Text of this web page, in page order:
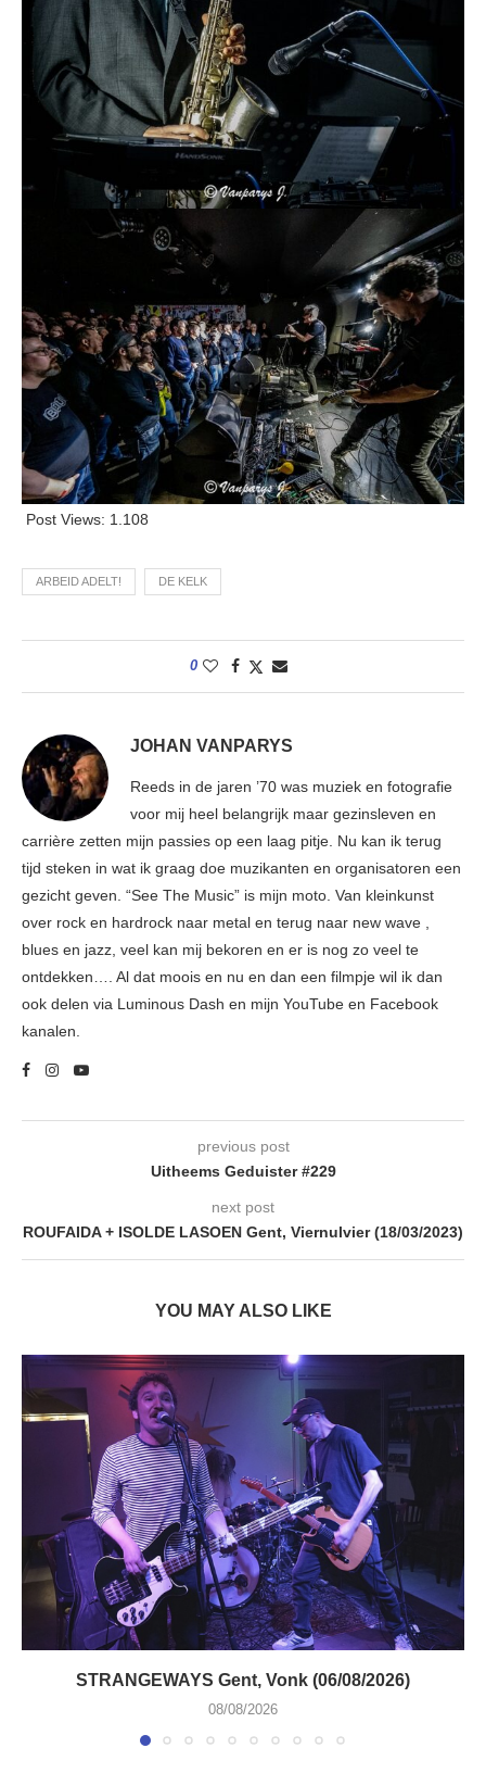
Post Views: 1.108
ARBEID ADELT! DE KELK
0
JOHAN VANPARYS
Reeds in de jaren ’70 was muziek en fotografie
voor mij heel belangrijk maar gezinsleven en
carrière zetten mijn passies op een laag pitje. Nu kan ik terug
tijd steken in wat ik graag doe muzikanten en organisatoren een
gezicht geven. “See The Music” is mijn moto. Van kleinkunst
over rock en hardrock naar metal en terug naar new wave ,
blues en jazz, veel kan mij bekoren en er is nog zo veel te
ontdekken…. Al dat moois en nu en dan een filmpje wil ik dan
ook delen via Luminous Dash en mijn YouTube en Facebook
kanalen.
previous post
Uitheems Geduister #229
next post
ROUFAIDA + ISOLDE LASOEN Gent, Viernulvier (18/03/2023)
YOU MAY ALSO LIKE
STRANGEWAYS Gent, Vonk (06/08/2026)
08/08/2026